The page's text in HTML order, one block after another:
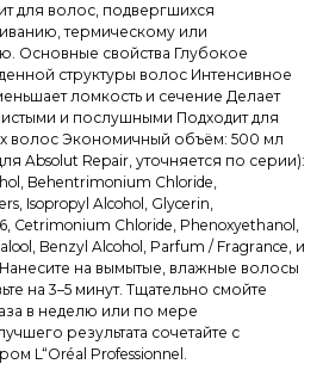
для волос, подвергшихся
термическому или
Основные свойства Глубокое
структуры волос Интенсивное
ломкость и сечение Делает
и послушными Подходит для
волос Экономичный объём: 500 мл
Absolut Repair, уточняется по серии):
Behentrimonium Chloride,
Isopropyl Alcohol, Glycerin,
Cetrimonium Chloride, Phenoxyethanol,
Benzyl Alcohol, Parfum / Fragrance, и
на вымытые, влажные волосы
на 3–5 минут. Тщательно смойте
в неделю или по мере
результата сочетайте с
L“Oréal Professionnel.